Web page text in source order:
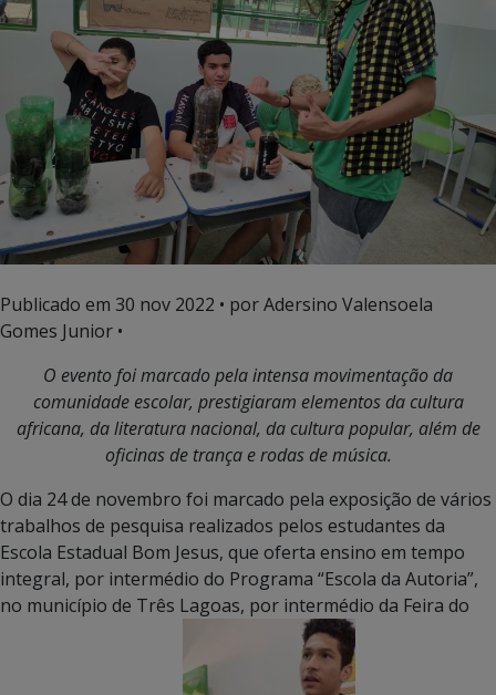
Publicado em 30 nov 2022 • por Adersino Valensoela
Gomes Junior •
O evento foi marcado pela intensa movimentação da
comunidade escolar, prestigiaram elementos da cultura
africana, da literatura nacional, da cultura popular, além de
oficinas de trança e rodas de música.
O dia 24 de novembro foi marcado pela exposição de vários
trabalhos de pesquisa realizados pelos estudantes da
Escola Estadual Bom Jesus, que oferta ensino em tempo
integral, por intermédio do Programa “Escola da Autoria”,
no município de Três Lagoas, por intermédio da Feira do